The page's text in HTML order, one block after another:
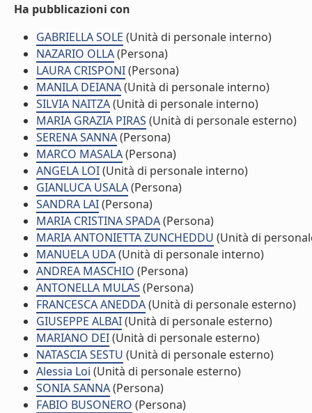
Ha pubblicazioni con
GABRIELLA SOLE (Unità di personale interno)
NAZARIO OLLA(Persona)
LAURA CRISPONI(Persona)
MANILA DEIANA(Unità di personale interno)
SILVIA NAITZA(Unità di personale interno)
MARIA GRAZIA PIRAS (Unità di personale esterno)
SERENA SANNA(Persona)
MARCO MASALA(Persona)
ANGELA LOI(Unità di personale interno)
GIANLUCA USALA(Persona)
SANDRA LAI(Persona)
MARIA CRISTINA SPADA(Persona)
MARIA ANTONIETTA ZUNCHEDDU (Unità di
MANUELA UDA(Unità di personale interno)
ANDREA MASCHIO (Persona)
ANTONELLA MULAS (Persona)
FRANCESCA ANEDDA(Unità di personale esterno)
GIUSEPPE ALBAI(Unità di personale esterno)
MARIANO DEI(Unità di personale esterno)
NATASCIA SESTU (Unità di personale esterno)
Alessia Loi (Unità di personale esterno)
SONIA SANNA(Persona)
FABIO BUSONERO (Persona)